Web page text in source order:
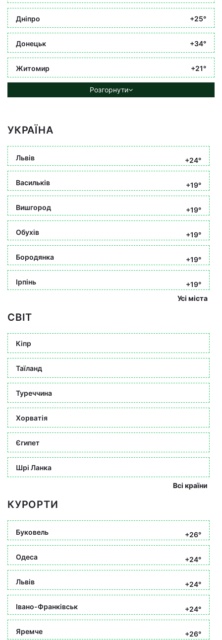
Дніпро +25°
Донецьк +34°
Житомир +21°
Розгорнути
УКРАЇНА
Львів +24°
Васильків +19°
Вишгород +19°
Обухів +19°
Бородянка +19°
Ірпінь
+19°
Усі міста
СВІТ
Кіпр
Таїланд
Туреччина
Хорватія
Єгипет
Шрі Ланка
Всі країни
КУРОРТИ
Буковель +26°
Одеса +24°
Львів +24°
Івано-Франківськ +24°
Яремче +26°